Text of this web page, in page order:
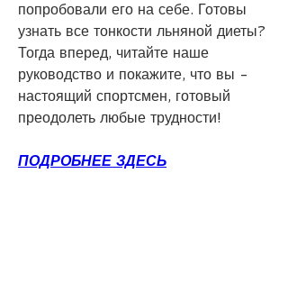
попробовали его на себе. Готовы
узнать все тонкости льняной диеты?
Тогда вперед, читайте наше
руководство и покажите, что вы -
настоящий спортсмен, готовый
преодолеть любые трудности!
ПОДРОБНЕЕ ЗДЕСЬ